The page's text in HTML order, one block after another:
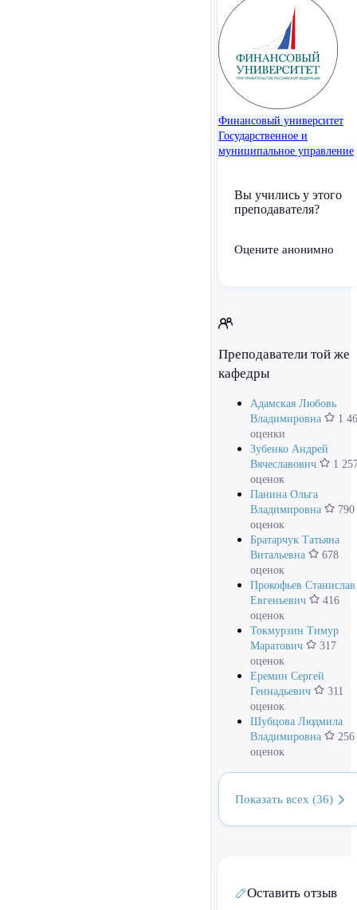
Финансовый университет
Государственное и
муниципальное управление
Вы учились у этого
преподавателя?
Оцените анонимно
Преподаватели той же
кафедры
Адамская Любовь
Владимировна
1
оценки
Зубенко Андрей
Вячеславович
1
оценок
Панина Ольга
Владимировна
790
оценок
Братарчук Татьяна
Витальевна
678
оценок
Прокофьев Станислав
Евгеньевич
416
оценок
Токмурзин Тимур
Маратович
317
оценок
Еремин Сергей
Геннадьевич
311
оценок
Шубцова Людмила
Владимировна
256
оценок
Показать всех (36)
Оставить отзыв